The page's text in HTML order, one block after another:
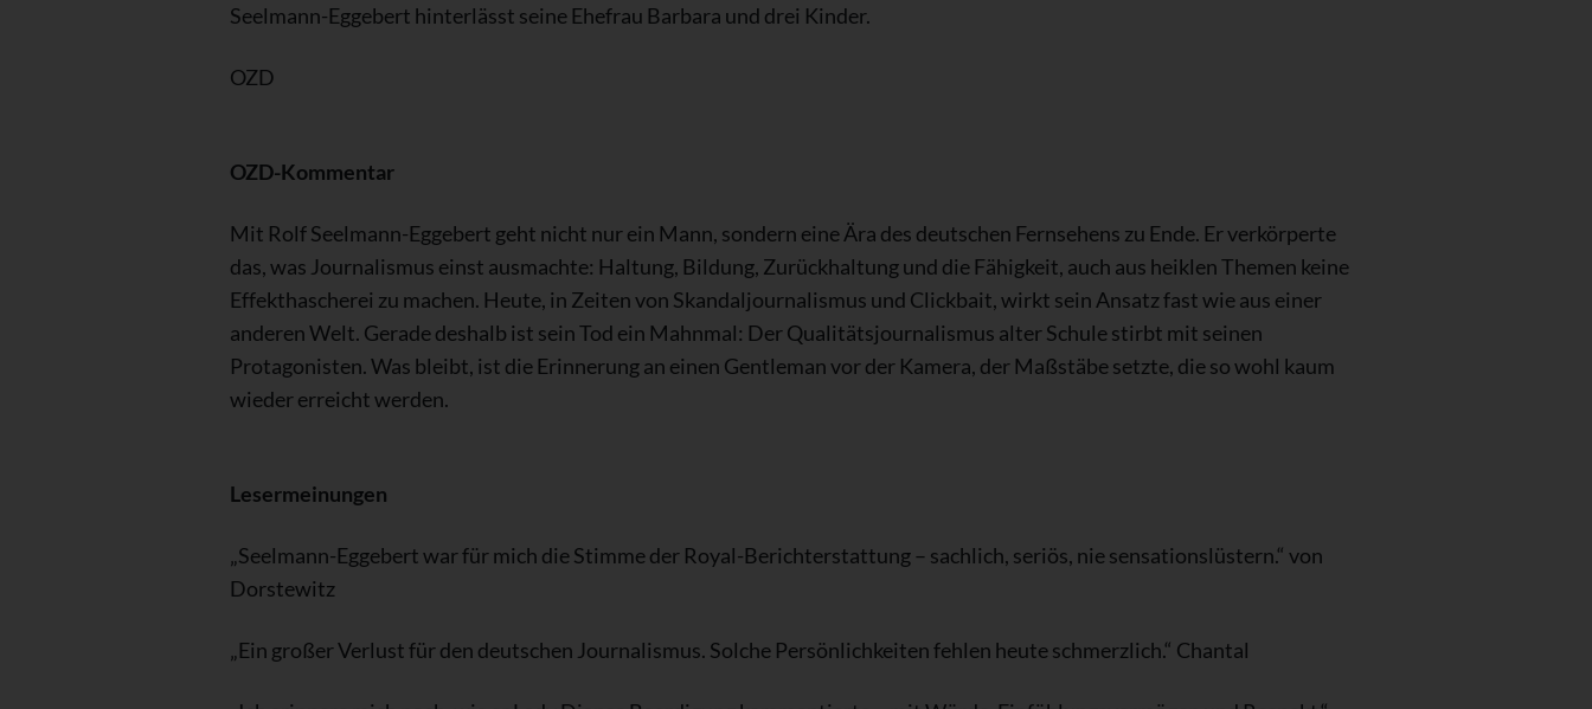
Seelmann-Eggebert hinterlässt seine Ehefrau Barbara und drei Kinder.
OZD
OZD-Kommentar
Mit Rolf Seelmann-Eggebert geht nicht nur ein Mann, sondern eine Ära des deutschen Fernsehens zu Ende. Er verkörperte
das, was Journalismus einst ausmachte: Haltung, Bildung, Zurückhaltung und die Fähigkeit, auch aus heiklen Themen keine
Effekthascherei zu machen. Heute, in Zeiten von Skandaljournalismus und Clickbait, wirkt sein Ansatz fast wie aus einer
anderen Welt. Gerade deshalb ist sein Tod ein Mahnmal: Der Qualitätsjournalismus alter Schule stirbt mit seinen
Protagonisten. Was bleibt, ist die Erinnerung an einen Gentleman vor der Kamera, der Maßstäbe setzte, die so wohl kaum
wieder erreicht werden.
Lesermeinungen
„Seelmann-Eggebert war für mich die Stimme der Royal-Berichterstattung – sachlich, seriös, nie sensationslüstern.“ von
Dorstewitz
„Ein großer Verlust für den deutschen Journalismus. Solche Persönlichkeiten fehlen heute schmerzlich.“ Chantal